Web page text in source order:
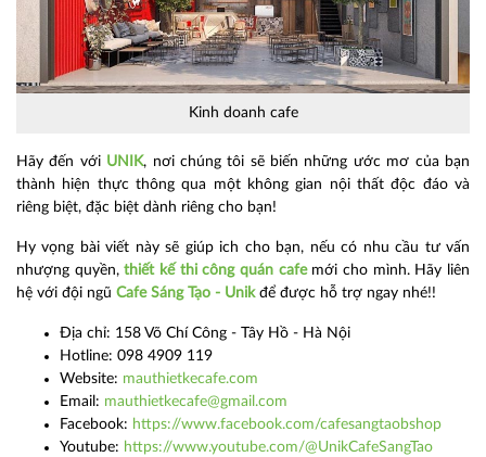
Kinh doanh cafe
Hãy đến với UNIK, nơi chúng tôi sẽ biến những ước mơ của bạn
thành hiện thực thông qua một không gian nội thất độc đáo và
riêng biệt, đặc biệt dành riêng cho bạn!
Hy vọng bài viết này sẽ giúp ich cho bạn, nếu có nhu cầu tư vấn
nhượng quyền,thiết kế thi công quán cafemới cho mình. Hãy liên
hệ với đội ngũ Cafe Sáng Tạo - Unik để được hỗ trợ ngay nhé!!
Địa chỉ: 158 Võ Chí Công - Tây Hồ - Hà Nội
Hotline: 098 4909 119
Website: mauthietkecafe.com
Email: mauthietkecafe@gmail.com​
Facebook: https://www.facebook.com/cafesangtaobshop
Youtube: https://www.youtube.com/@UnikCafeSangTao